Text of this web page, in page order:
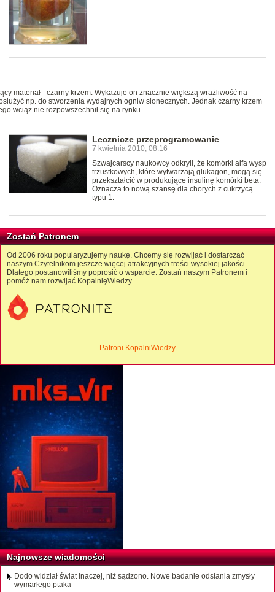
materiał - czarny krzem. Wykazuje on znacznie większą wrażliwość na
np. do stworzenia wydajnych ogniw słonecznych. Jednak czarny krzem
wciąż nie rozpowszechnił się na rynku.
Lecznicze przeprogramowanie
7 kwietnia 2010, 08:16
Szwajcarscy naukowcy odkryli, że komórki alfa wysp
trzustkowych, które wytwarzają glukagon, mogą się
przekształcić w produkujące insulinę komórki beta.
Oznacza to nową szansę dla chorych z cukrzycą
typu 1.
Zostań Patronem
Od 2006 roku popularyzujemy naukę. Chcemy się rozwijać i dostarczać
naszym Czytelnikom jeszcze więcej atrakcyjnych treści wysokiej jakości.
Dlatego postanowiliśmy poprosić o wsparcie. Zostań naszym Patronem i
pomóż nam rozwijać KopalnięWiedzy.
Patroni KopalniWiedzy
Najnowsze wiadomości
Dodo widział świat inaczej, niż sądzono. Nowe badanie odsłania zmysły
wymarłego ptaka